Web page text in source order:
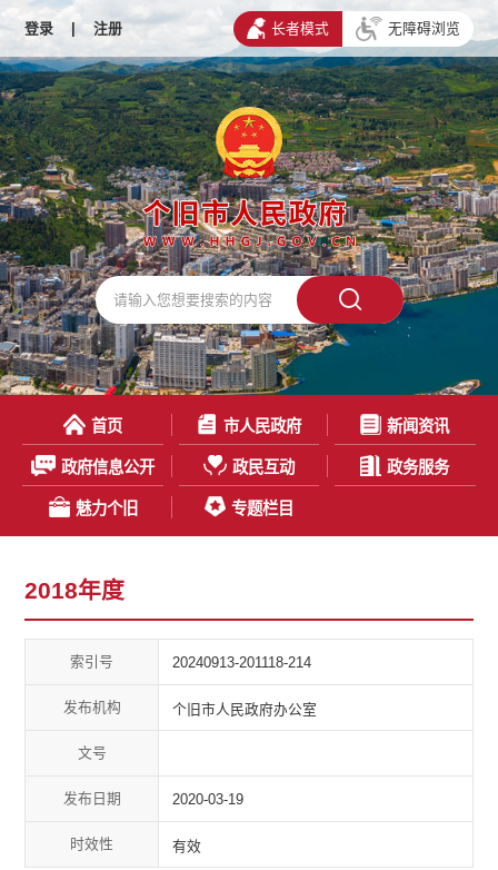
登录 | 注册 长者模式 无障碍浏览
首页 市人民政府 新闻资讯
政府信息公开 政民互动 政务服务
魅力个旧 专题栏目
2018年度
索引号 20240913-201118-214
发布机构 个旧市人民政府办公室
文号
发布日期 2020-03-19
时效性 有效